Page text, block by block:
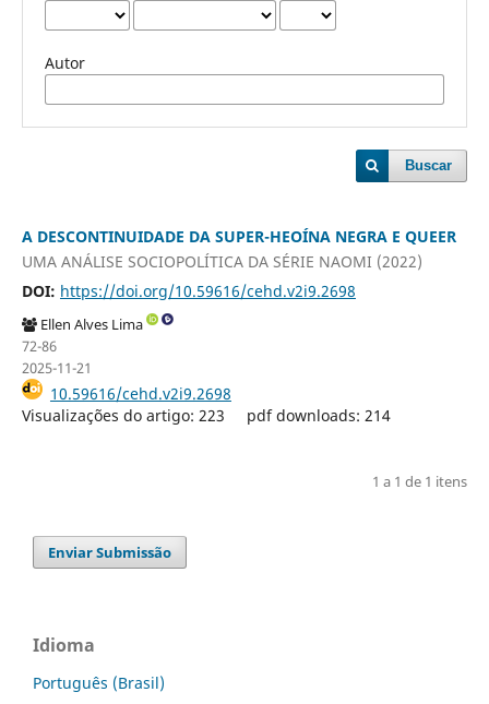
Autor
Buscar
A DESCONTINUIDADE DA SUPER-HEOÍNA NEGRA E QUEER
UMA ANÁLISE SOCIOPOLÍTICA DA SÉRIE NAOMI (2022)
DOI: https://doi.org/10.59616/cehd.v2i9.2698
Ellen Alves Lima
72-86
2025-11-21
10.59616/cehd.v2i9.2698
Visualizações do artigo: 223
pdf downloads: 214
1 a 1 de 1 itens
Enviar Submissão
Idioma
Português (Brasil)